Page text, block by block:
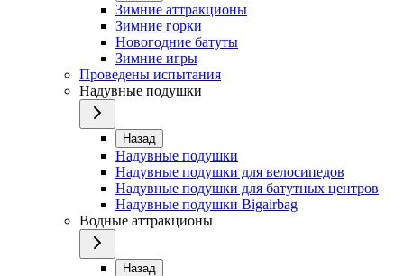
Зимние аттракционы
Зимние горки
Новогодние батуты
Зимние игры
Проведены испытания
Надувные подушки
Назад
Надувные подушки
Надувные подушки для велосипедов
Надувные подушки для батутных центров
Надувные подушки Bigairbag
Водные аттракционы
Назад